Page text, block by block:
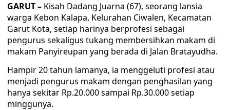
GARUT – Kisah Dadang Juarna (67), seorang lansia
warga Kebon Kalapa, Kelurahan Ciwalen, Kecamatan
Garut Kota, setiap harinya berprofesi sebagai
pengurus sekaligus tukang membersihkan makam di
makam Panyireupan yang berada di Jalan Bratayudha.
Hampir 20 tahun lamanya, ia menggeluti profesi atau
menjadi pengurus makam dengan penghasilan yang
hanya sekitar Rp.20.000 sampai Rp.30.000 setiap
minggunya.